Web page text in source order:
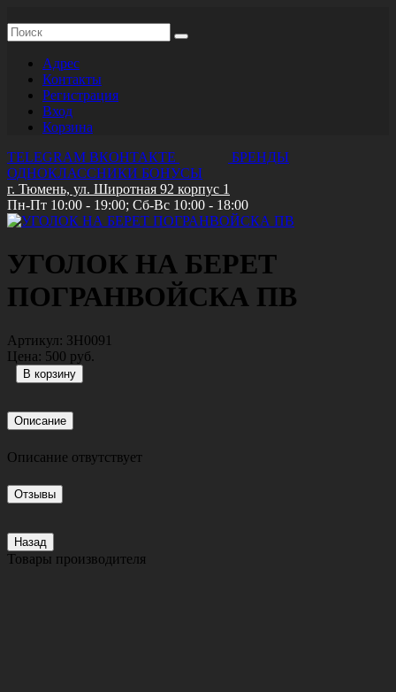
Адрес
Контакты
Регистрация
Вход
Корзина
TELEGRAM ВКОНТАКТЕ
БРЕНДЫ
ОДНОКЛАССНИКИ БОНУСЫ
г. Тюмень, ул. Широтная 92 корпус 1
Пн-Пт 10:00 - 19:00; Сб-Вс 10:00 - 18:00
УГОЛОК НА БЕРЕТ
ПОГРАНВОЙСКА ПВ
Артикул: ЗН0091
Цена: 500 руб.
Описание
Описание отвутствует
Отзывы
Назад
Товары производителя